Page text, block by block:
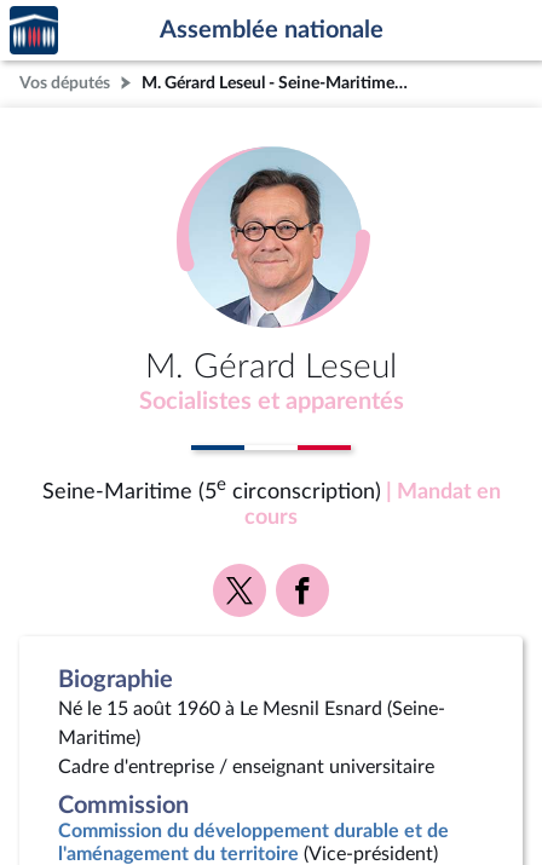
Aller au contenu
Aller en bas de la page
Accèder
à la
page
d'accueil
Assemblée nationale
Vos députés M. Gérard Leseul - Seine-Maritime (5e circonscription)
M. Gérard Leseul
Socialistes et apparentés
Seine-Maritime (5ecirconscription)
| Mandat en
cours
Voir
la
Voir
la
Biographie
Né le 15 août 1960 à Le Mesnil Esnard (Seine-
Maritime)
Cadre d'entreprise / enseignant universitaire
Commission
Commission du développement durable et de
l'aménagement du territoire (Vice-président)